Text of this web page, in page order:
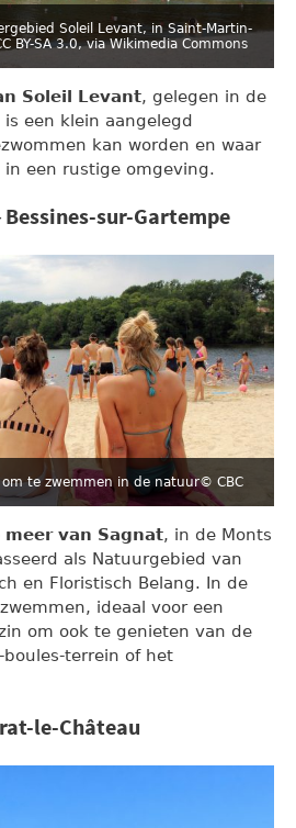
Soleil Levant, in Saint-Martin-
BY-SA 3.0, via Wikimedia Commons
Soleil Levant, gelegen in de
een klein aangelegd
kan worden en waar
een rustige omgeving.
sur-Gartempe
te zwemmen in de natuur© CBC
meer van Sagnat, in de Monts
als Natuurgebied van
en Floristisch Belang. In de
ideaal voor een
om ook te genieten van de
terrein of het
le-Château